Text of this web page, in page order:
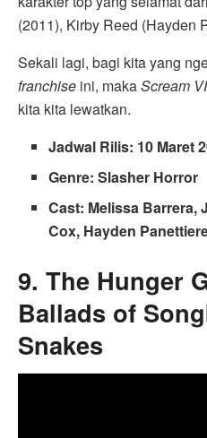
(2011), Kirby Reed (Hayden
Sekali lagi, bagi kita yang
franchise ini, makaScream VI
kita kita lewatkan.
Jadwal Rilis: 10 Maret
Genre: Slasher Horror
Cast: Melissa Barrera,
Cox, Hayden
9. The Hunger
Ballads of
Snakes